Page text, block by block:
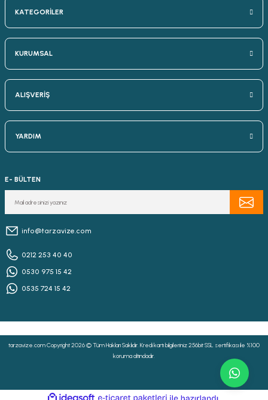
KATEGORİLER
KURUMSAL
ALIŞVERİŞ
YARDIM
E- BÜLTEN
info@tarzavize.com
0212 253 40 40
0530 975 15 42
0535 724 15 42
tarzavize.com Copyright 2026 © Tüm Hakları Saklıdır. Kredi kartı bilgileriniz 256bit SSL sertifikası ile %100
koruma altındadır.
ideasoft e-